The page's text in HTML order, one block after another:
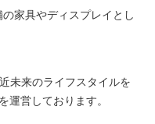
家具やディスプレイとし
未来のライフスタイルを
運営しております。